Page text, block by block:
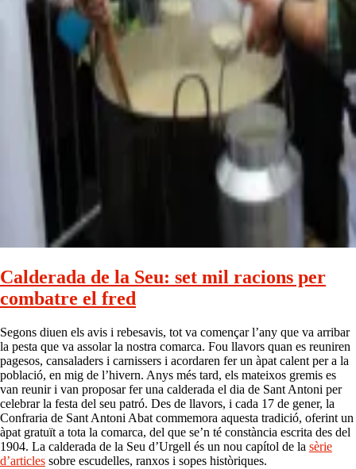
Calderada de la Seu: set mil racions per
combatre el fred
Segons diuen els avis i rebesavis, tot va començar l’any que va arribar
la pesta que va assolar la nostra comarca. Fou llavors quan es reuniren
pagesos, cansaladers i carnissers i acordaren fer un àpat calent per a la
població, en mig de l’hivern. Anys més tard, els mateixos gremis es
van reunir i van proposar fer una calderada el dia de Sant Antoni per
celebrar la festa del seu patró. Des de llavors, i cada 17 de gener, la
Confraria de Sant Antoni Abat commemora aquesta tradició, oferint un
àpat gratuït a tota la comarca, del que se’n té constància escrita des del
1904. La calderada de la Seu d’Urgell és un nou capítol de la sèrie
d’articles sobre escudelles, ranxos i sopes històriques.